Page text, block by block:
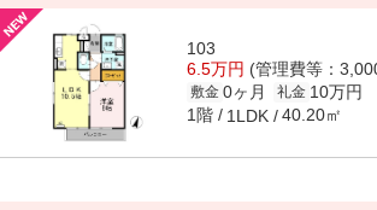
103
6.5万円 (管理費等：
敷金 0ヶ月 礼金 10万円
1階 1LDK 40.20㎡